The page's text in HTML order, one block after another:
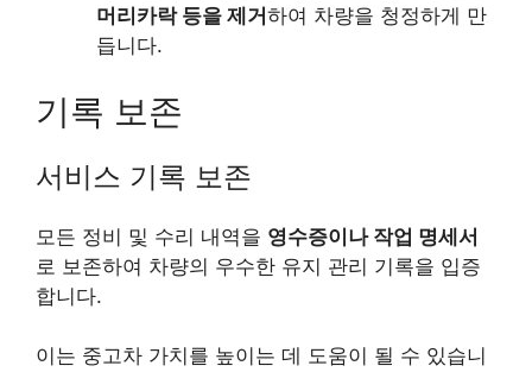
머리카락 등을 제거 하여 차량을 청정하게 만
듭니다.
기록 보존
서비스 기록 보존
모든 정비 및 수리 내역을 영수증이나 작업 명세서
로 보존하여 차량의 우수한 유지 관리 기록을 입증
합니다.
이는 중고차 가치를 높이는 데 도움이 될 수 있습니